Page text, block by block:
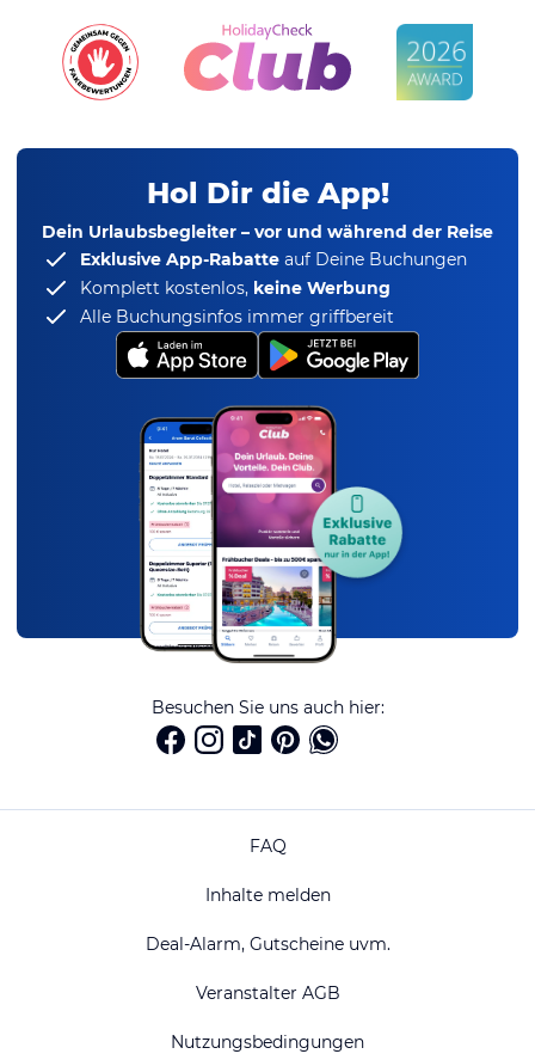
Hol Dir die App!
Dein Urlaubsbegleiter – vor und während der Reise
Exklusive App-Rabatte auf Deine Buchungen
Komplett kostenlos, keine Werbung
Alle Buchungsinfos immer griffbereit
Besuchen Sie uns auch hier:
FAQ
Inhalte melden
Deal-Alarm, Gutscheine uvm.
Veranstalter AGB
Nutzungsbedingungen